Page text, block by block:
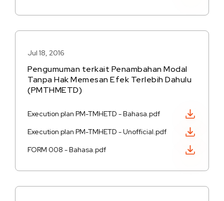
Jul 18, 2016
Pengumuman terkait Penambahan Modal
Tanpa Hak Memesan Efek Terlebih Dahulu
(PMTHMETD)
Execution plan PM-TMHETD - Bahasa.pdf
Execution plan PM-TMHETD - Unofficial.pdf
FORM 008 - Bahasa.pdf